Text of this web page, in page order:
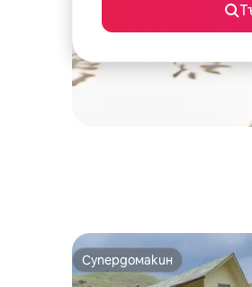
Супердомакин
Супердомакин